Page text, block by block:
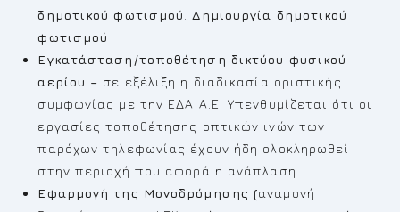
δημοτικού φωτισμού
Δημιουργία δημοτικού
φωτισμού
Εγκατάσταση/τοποθέτηση δικτύου φυσικού
αερίου – σε εξέλιξη η διαδικασία οριστικής
συμφωνίας με την ΕΔΑ Α.Ε. Υπενθυμίζεται ότι οι
εργασίες τοποθέτησης οπτικών ινών των
παρόχων τηλεφωνίας έχουν ήδη ολοκληρωθεί
στην περιοχή που αφορά η ανάπλαση.
Εφαρμογή της Μονοδρόμησης (αναμονή